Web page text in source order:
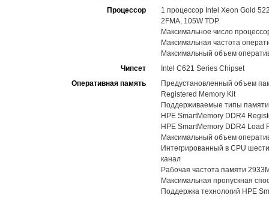
Процессор
1 процессор Intel Xeon Gold
2FMA, 105W TDP.
Максимальное число
Максимальная частота
Максимальный объем
Чипсет
Intel C621 Series Chipset
Оперативная память
Предустановленный объем
Registered Memory Kit
Поддерживаемые типы
HPE SmartMemory DDR4
HPE SmartMemory DDR4 Load
Максимальный объем
Интегрированный в CPU
канал
Рабочая частота памяти
Максимальная пропускная
Поддержка технологий HPE